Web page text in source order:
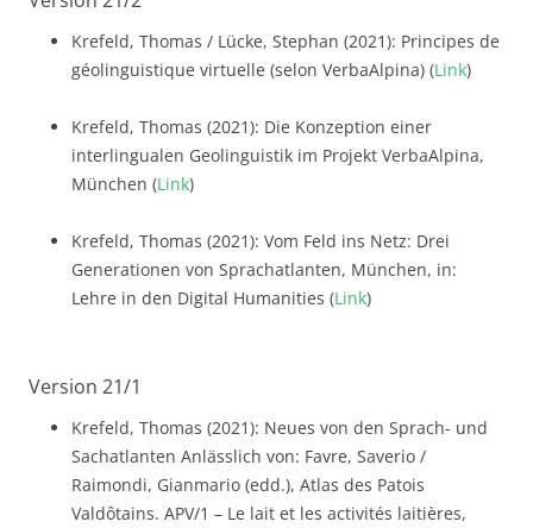
Krefeld, Thomas / Lücke, Stephan (2021): Principes de
géolinguistique virtuelle (selon VerbaAlpina) (Link)
Krefeld, Thomas (2021): Die Konzeption einer
interlingualen Geolinguistik im Projekt VerbaAlpina,
München (Link)
Krefeld, Thomas (2021): Vom Feld ins Netz: Drei
Generationen von Sprachatlanten, München, in:
Lehre in den Digital Humanities (Link)
Version 21/1
Krefeld, Thomas (2021): Neues von den Sprach- und
Sachatlanten Anlässlich von: Favre, Saverio /
Raimondi, Gianmario (edd.), Atlas des Patois
Valdôtains. APV/1 – Le lait et les activités laitières,